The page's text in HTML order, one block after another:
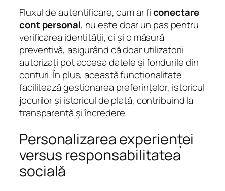
Fluxul de autentificare, cum ar ficonectare
cont personal, nu este doar un pas pentru
verificarea identității, ci și o măsură
preventivă, asigurând că doar utilizatorii
autorizați pot accesa datele și fondurile din
conturi. În plus, această funcționalitate
facilitează gestionarea preferințelor, istoricul
jocurilor și istoricul de plată, contribuind la
transparență și încredere.
Personalizarea experienței
versus responsabilitatea
socială